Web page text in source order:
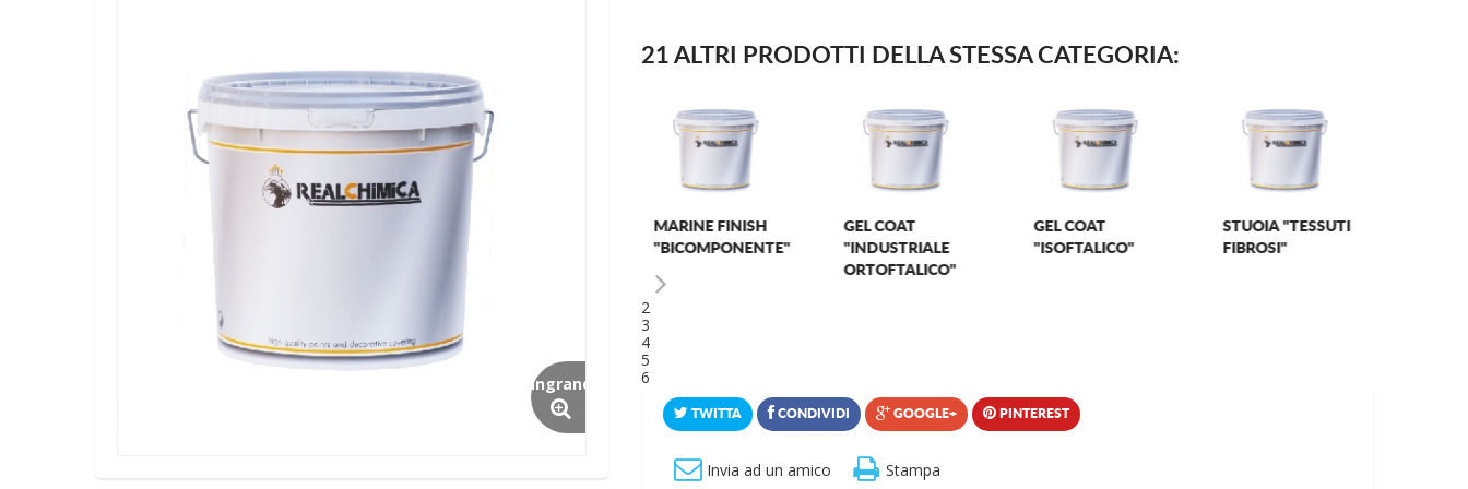
Ingrandisci
21 ALTRI PRODOTTI DELLA STESSA CATEGORIA:
PANNELLI IN PVC
ESPANSO
POLYLUX
"POLIURETANICO...
VETRO-CAR ACQUAFAN
2
3
4
5
6
TWITTA CONDIVIDI GOOGLE+ PINTEREST
Invia ad un amico Stampa